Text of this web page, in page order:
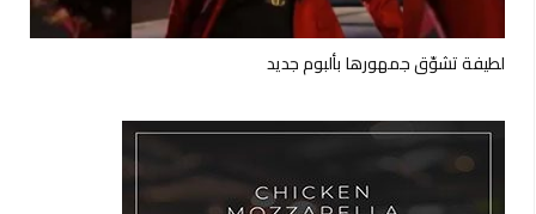
لطيفة تشوّق جمهورها بألبوم جديد